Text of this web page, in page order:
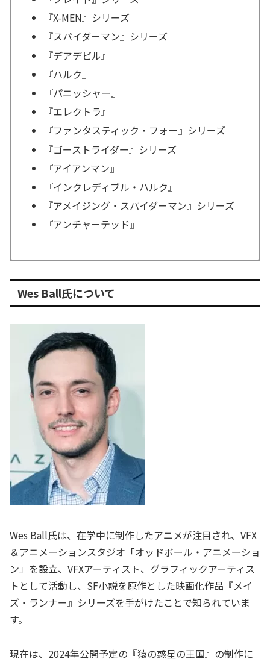
『X-MEN』シリーズ
『スパイダーマン』シリーズ
『デアデビル』
『ハルク』
『パニッシャー』
『エレクトラ』
『ファンタスティック・フォー』シリーズ
『ゴーストライダー』シリーズ
『アイアンマン』
『インクレディブル・ハルク』
『アメイジング・スパイダーマン』シリーズ
『アンチャーテッド』
Wes Ball氏について
Wes Ball氏は、在学中に制作したアニメが注目され、VFX
＆アニメーションスタジオ「オッドボール・アニメーショ
ン」を設立、VFXアーティスト、グラフィックアーティス
トとして活動し、SF小説を原作とした映画化作品『メイ
ズ・ランナー』シリーズを手がけたことで知られていま
す。
現在は、2024年公開予定の『猿の惑星の王国』の制作に